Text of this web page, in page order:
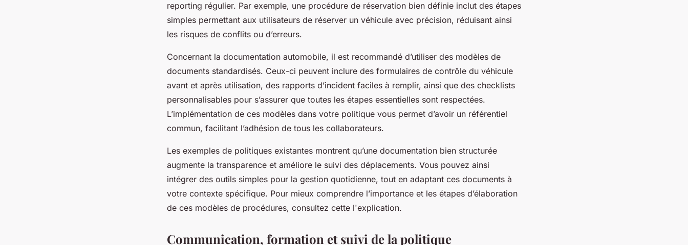
reporting régulier. Par exemple, une procédure de réservation bien définie inclut des étapes
simples permettant aux utilisateurs de réserver un véhicule avec précision, réduisant ainsi
les risques de conflits ou d’erreurs.
Concernant la documentation automobile, il est recommandé d’utiliser des modèles de
documents standardisés. Ceux-ci peuvent inclure des formulaires de contrôle du véhicule
avant et après utilisation, des rapports d’incident faciles à remplir, ainsi que des checklists
personnalisables pour s’assurer que toutes les étapes essentielles sont respectées.
L’implémentation de ces modèles dans votre politique vous permet d’avoir un référentiel
commun, facilitant l’adhésion de tous les collaborateurs.
Les exemples de politiques existantes montrent qu’une documentation bien structurée
augmente la transparence et améliore le suivi des déplacements. Vous pouvez ainsi
intégrer des outils simples pour la gestion quotidienne, tout en adaptant ces documents à
votre contexte spécifique. Pour mieux comprendre l’importance et les étapes d’élaboration
de ces modèles de procédures, consultez cette l'explication.
Communication, formation et suivi de la politique